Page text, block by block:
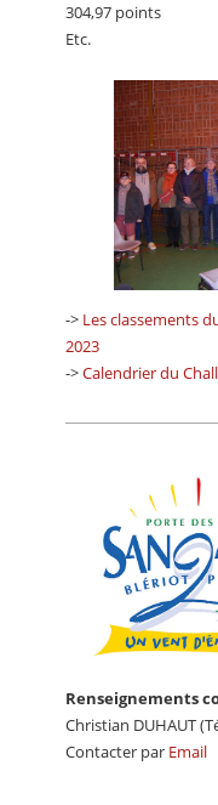
304,97 points
Etc.
-> Les classements
2023
->Calendrier du
Renseignements
Christian DUHAUT
Contacter par Email